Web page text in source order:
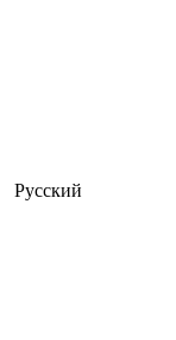
Русский